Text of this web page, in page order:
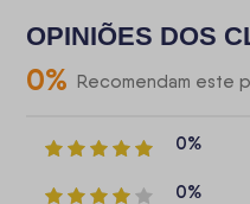
OPINIÕES DOS
0% Recomendam este
0%
0%